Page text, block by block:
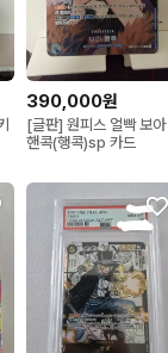
390,000원
[글판] 원피스 얼빡 보아
핸콕(행콕)sp 카드